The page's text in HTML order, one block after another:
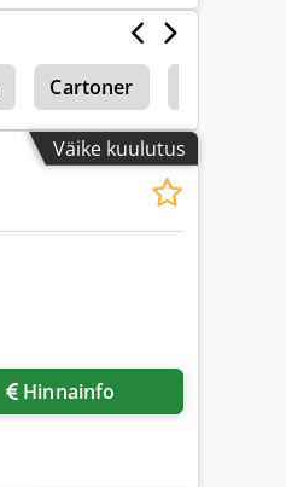
Cartoner
Väike kuulutus
Hinnainfo